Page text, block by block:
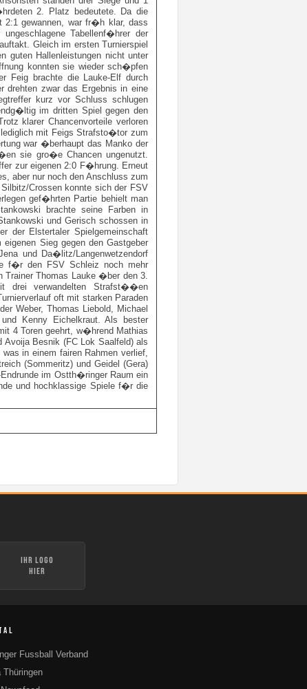
2. Platz bedeutete. Da die
2:1 gewannen, war fr�h klar, dass
Tabellenf�hrer der
Gleich im ersten Turnierspiel
guten Hallenleistungen nicht unter
konnten sie wieder sch�pfen
Feig brachte die Lauke-Elf durch
zwar das Ergebnis in eine
kurz vor Schluss schlugen
im dritten Spiel gegen den
klarer Chancenvorteile verloren
mit Feigs Strafsto�tor zum
war �berhaupt das Manko der
sie gro�e Chancen ungenutzt.
zur eigenen 2:0 F�hrung. Erneut
aber nur noch den Anschluss zum
Crossen konnte sich der FSV
gef�hrten Partie behielt man
brachte seine Farben in
und Gerisch schossen in
der Elstertaler Spielgemeinschaft
Sieg gegen den Gastgeber
und Da�litz/Langenwetzendorf
f�r den FSV Schleiz noch mehr
Trainer Thomas Lauke �ber den 3.
drei verwandelten Strafst��en
oft mit starken Paraden
Weber, Thomas Liebold, Michael
Kenny Eichelkraut. Als bester
4 Toren geehrt, w�hrend Mathias
Avoija Besnik (FC Lok Saalfeld) als
in einem fairen Rahmen verlief,
(Sommeritz) und Geidel (Gera)
im Ostth�ringer Raum ein
und hochklassige Spiele f�r die
Ihr Logo
hier
Fussball Verband
Thüringen